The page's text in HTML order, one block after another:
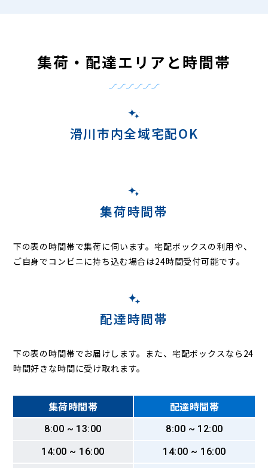
集荷・配達エリアと時間帯
滑川市内全域宅配OK
集荷時間帯
下の表の時間帯で集荷に伺います。宅配ボックスの利用や、
ご自身でコンビニに持ち込む場合は24時間受付可能です。
配達時間帯
下の表の時間帯でお届けします。また、宅配ボックスなら24
時間好きな時間に受け取れます。
集荷時間帯 配達時間帯
8:00 ~ 13:00
8:00 ~ 12:00
14:00 ~ 16:00
14:00 ~ 16:00